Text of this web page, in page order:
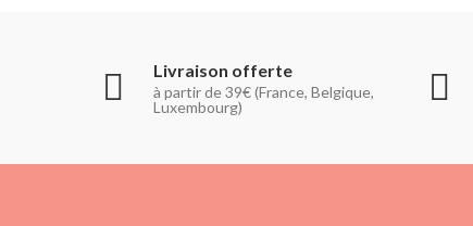
Livraison offerte
à partir de 39€ (France, Belgique,
Luxembourg)